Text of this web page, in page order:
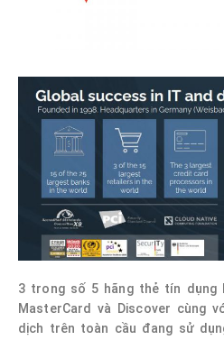
3 trong số 5 hãng thẻ tín dụng
MasterCard và Discover cùng
dịch trên toàn cầu đang sử